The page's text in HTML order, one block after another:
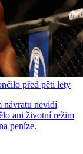
před pěti lety
návratu nevidí
ani životní režim
peníze.